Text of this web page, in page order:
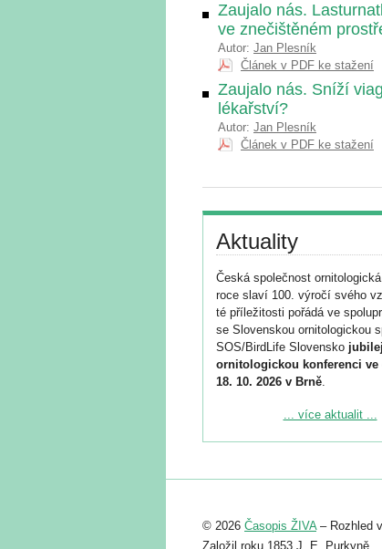
Zaujalo nás.
ve znečištěném
Autor: Jan Plesník
Článek v PDF ke stažení
Zaujalo nás. Sníží
lékařství?
Autor: Jan Plesník
Článek v PDF ke stažení
Aktuality
Česká společnost
roce slaví 100. výročí svého
té příležitosti pořádá ve
se Slovenskou ornitologickou
SOS/BirdLife Slovensko
ornitologickou konferenci ve
18. 10. 2026 v Brně.
Podrobnější informace ke
Registrovat se můžete do 6.
abstraktu přihlášené
posteru je už 30. června.
... více aktualit ...
© 2026 Časopis ŽIVA– Rozhled
Založil roku 1853 J. E. Purkyně.